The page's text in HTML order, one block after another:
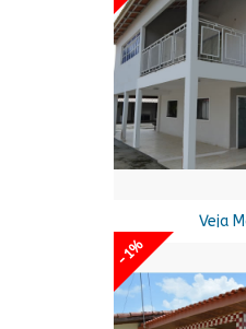
Preço disponível
Veja
Aluga-se Este
Pisos)
Preço disponível
-1%